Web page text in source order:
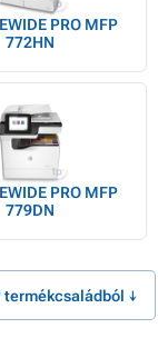
PRO MFP
772HN
PRO MFP
779DN
termékcsaládból ↓